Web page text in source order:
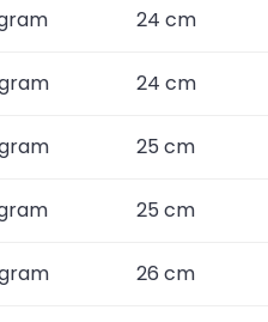
24 cm
24 cm
25 cm
25 cm
26 cm